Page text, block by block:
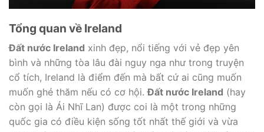
Tổng quan về Ireland
Đất nước Ireland xinh đẹp, nổi tiếng với vẻ đẹp yên
bình và những tòa lâu đài nguy nga như trong truyện
cổ tích, Ireland là điểm đến mà bất cứ ai cũng muốn
muốn ghé thăm nếu có cơ hội.Đất nước Ireland (hay
còn gọi là Ái Nhĩ Lan) được coi là một trong những
quốc gia có điều kiện sống tốt nhất thế giới và vừa